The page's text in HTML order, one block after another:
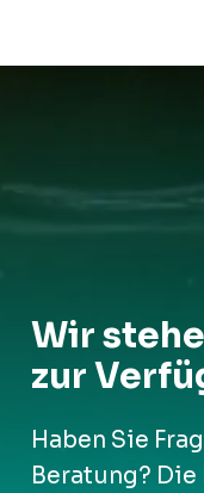
Wir
zur
Haben Sie
Beratung?